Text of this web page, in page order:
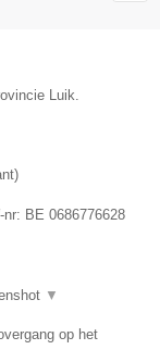
Luik.
)
nr: BE 0686776628
▼
op het